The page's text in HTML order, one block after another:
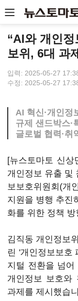
“AI와 개인
보위, 6대 과
입력: 2025-05-27
수정: 2025-05-27
AI 혁신·개인정
규제 샌드박스
글로벌 협력·취
[뉴스토마토 신
개인정보 유출 및
보보호위원회(개
지원을 병행 추진
화를 위한 정책
김직동 개인정보
린 '개인정보보호
지털 전환을 넘어
개인정보 보호와
과제를 제시했습